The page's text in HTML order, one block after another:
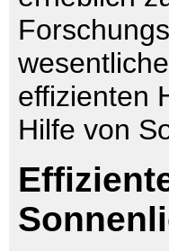
effizienten
Hilfe von